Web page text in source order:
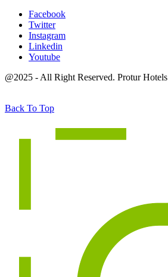
Facebook
Twitter
Instagram
Linkedin
Youtube
@2025 - All Right Reserved. Protur Hotels
Back To Top